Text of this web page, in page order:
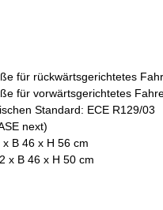
für rückwärtsgerichtetes
für vorwärtsgerichtetes
Standard: ECE R129/03
next)
B 46 x H 56 cm
x B 46 x H 50 cm